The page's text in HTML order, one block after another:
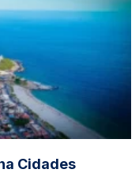
Cidades